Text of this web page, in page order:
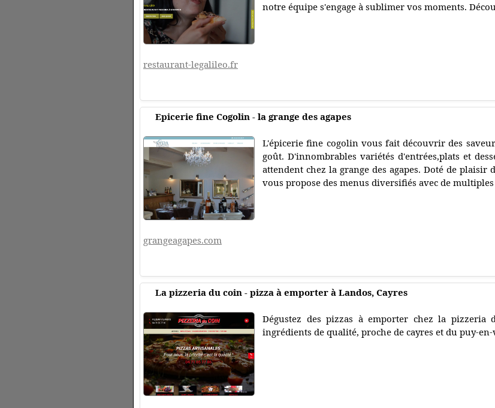
notre équipe s'engage à sublimer vos moments.
restaurant-legalileo.fr
Epicerie fine Cogolin - la grange des agapes
L'épicerie fine cogolin vous fait découvrir des
goût. D'innombrables variétés d'entrées,plats et
attendent chez la grange des agapes. Doté de
vous propose des menus diversifiés avec de
grangeagapes.com
La pizzeria du coin - pizza à emporter à Landos, Cayres
Dégustez des pizzas à emporter chez la pizzeria
ingrédients de qualité, proche de cayres et du puy-en-